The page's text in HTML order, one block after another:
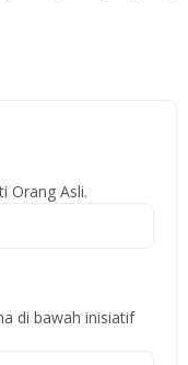
Orang Asli.
di bawah inisiatif